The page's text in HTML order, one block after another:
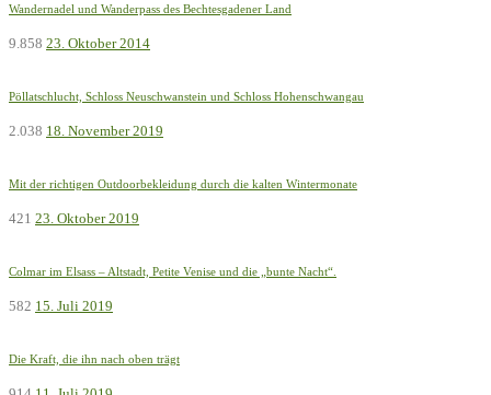
Wandernadel und Wanderpass des Bechtesgadener Land
9.858 23. Oktober 2014
Pöllatschlucht, Schloss Neuschwanstein und Schloss Hohenschwangau
2.038 18. November 2019
Mit der richtigen Outdoorbekleidung durch die kalten Wintermonate
421 23. Oktober 2019
Colmar im Elsass – Altstadt, Petite Venise und die „bunte Nacht“.
582 15. Juli 2019
Die Kraft, die ihn nach oben trägt